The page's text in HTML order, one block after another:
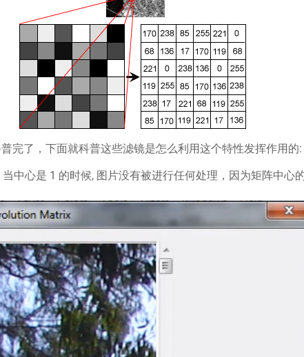
完了，下面就科普这些滤镜是怎么利用这个特性发挥作用的:
中心是 1 的时候, 图片没有被进行任何处理，因为矩阵中心